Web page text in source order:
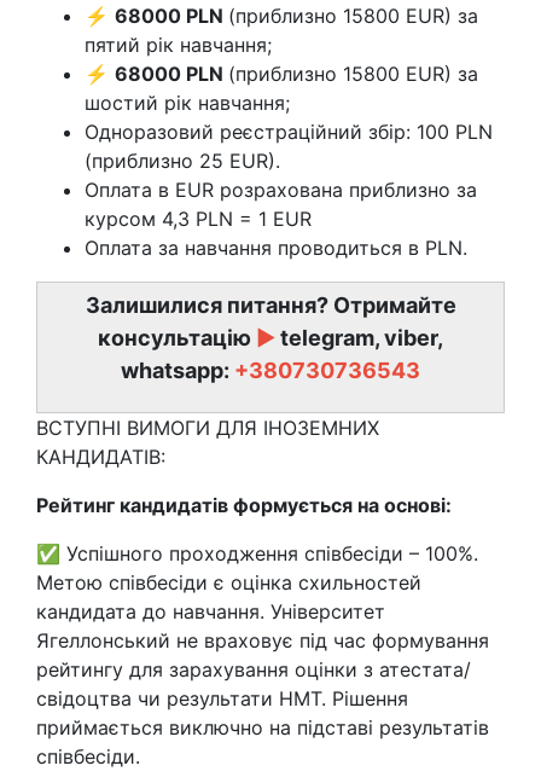
⚡ 68000 PLN (приблизно 15800 EUR) за
пятий рік навчання;
⚡ 68000 PLN (приблизно 15800 EUR) за
шостий рік навчання;
Одноразовий реєстраційний збір: 100 PLN
(приблизно 25 EUR).
Оплата в EUR розрахована приблизно за
курсом 4,3 PLN = 1 EUR
Оплата за навчання проводиться в PLN.
Залишилися питання? Отримайте
консультацію ►telegram, viber,
whatsapp: +380730736543
ВСТУПНІ ВИМОГИ ДЛЯ ІНОЗЕМНИХ
КАНДИДАТІВ:
Рейтинг кандидатів формується на основі:
✅ Успішного проходження співбесіди – 100%.
Метою співбесіди є оцінка схильностей
кандидата до навчання. Університет
Ягеллонський не враховує під час формування
рейтингу для зарахування оцінки з атестата/
свідоцтва чи результати НМТ. Рішення
приймається виключно на підставі результатів
співбесіди.